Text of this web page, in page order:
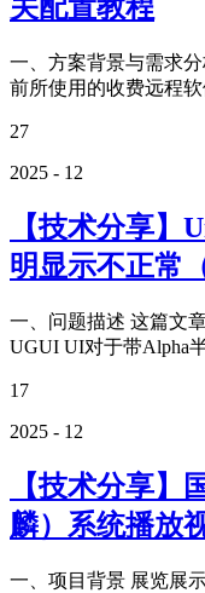
关配置教程
一、方案背景与需求
前所使用的收费远程
27
2025 - 12
【技术分享】
明显示不正常
一、问题描述 这篇文
UGUI UI对于带Alpha
17
2025 - 12
【技术分享】
麟）系统播放
一、项目背景 展览展